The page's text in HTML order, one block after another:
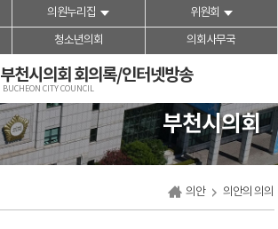
의원누리집 위원회
청소년의회 의회사무국
부천시의회 회의록/인터넷방송
BUCHEON CITY COUNCIL
부천시의회
의안 의안의 의의